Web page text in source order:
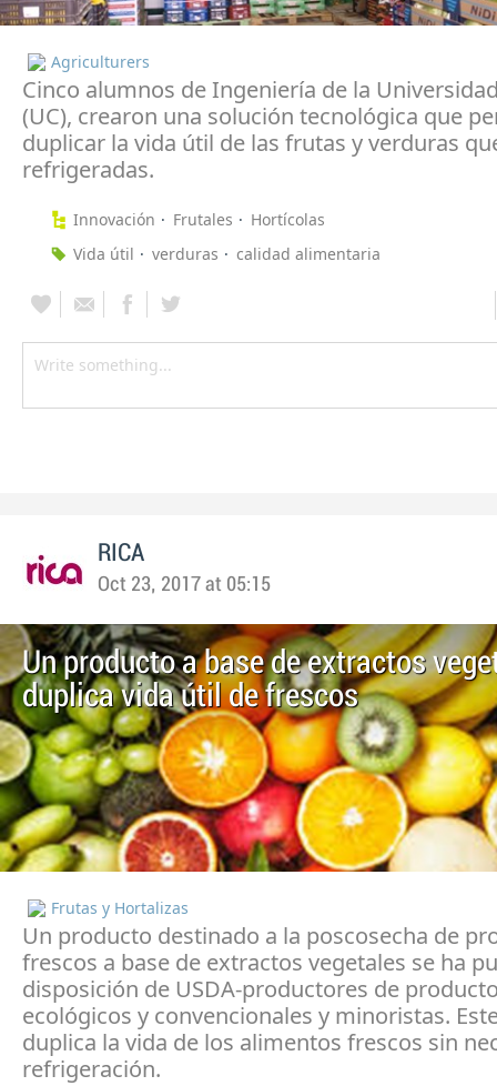
Agriculturers
Cinco alumnos de Ingeniería de la
(UC), crearon una solución tecnológica que
duplicar la vida útil de las frutas y verduras
refrigeradas.
Innovación Frutales
Hortícolas
Vida útil
verduras calidad alimentaria
RICA
Oct 23, 2017 at 05:15
Un producto a base de extractos
duplica vida útil de frescos
Frutas y Hortalizas
Un producto destinado a la poscosecha de
frescos a base de extractos vegetales se ha
disposición de USDA-productores de
ecológicos y convencionales y minoristas.
duplica la vida de los alimentos frescos sin
refrigeración.